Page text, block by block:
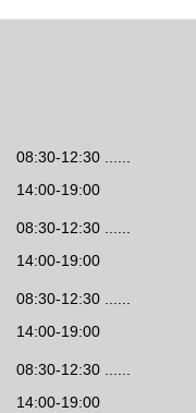
08:30-12:30 ......
14:00-19:00
08:30-12:30 ......
14:00-19:00
08:30-12:30 ......
14:00-19:00
08:30-12:30 ......
14:00-19:00